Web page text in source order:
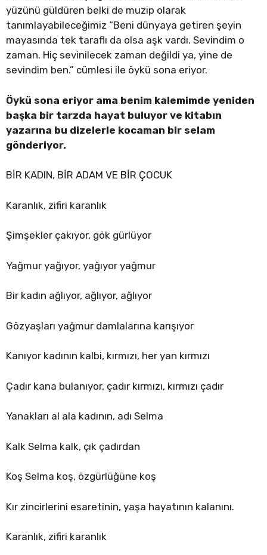
yüzünü güldüren belki de muzip olarak
tanımlayabileceğimiz “Beni dünyaya getiren şeyin
mayasında tek taraflı da olsa aşk vardı. Sevindim o
zaman. Hiç sevinilecek zaman değildi ya, yine de
sevindim ben.” cümlesi ile öykü sona eriyor.
Öykü sona eriyor ama benim kalemimde yeniden
başka bir tarzda hayat buluyor ve kitabın
yazarına bu dizelerle kocaman bir selam
gönderiyor.
BİR KADIN, BİR ADAM VE BİR ÇOCUK
Karanlık, zifiri karanlık
Şimşekler çakıyor, gök gürlüyor
Yağmur yağıyor, yağıyor yağmur
Bir kadın ağlıyor, ağlıyor, ağlıyor
Gözyaşları yağmur damlalarına karışıyor
Kanıyor kadının kalbi, kırmızı, her yan kırmızı
Çadır kana bulanıyor, çadır kırmızı, kırmızı çadır
Yanakları al ala kadının, adı Selma
Kalk Selma kalk, çık çadırdan
Koş Selma koş, özgürlüğüne koş
Kır zincirlerini esaretinin, yaşa hayatının kalanını.
Karanlık, zifiri karanlık